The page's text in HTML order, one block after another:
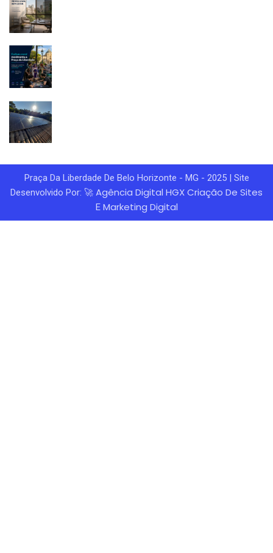
Praça Da Liberdade De Belo Horizonte - MG - 2025 | Site
Desenvolvido Por: 🚀 Agência Digital HGXCriação De Sites
E Marketing Digital